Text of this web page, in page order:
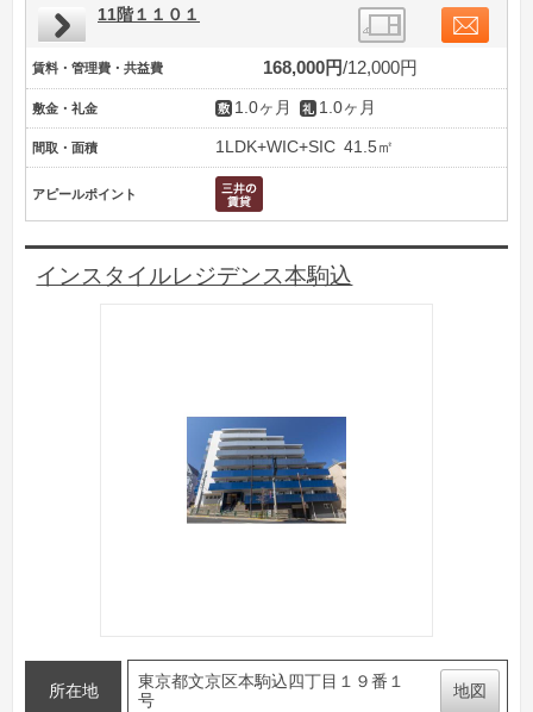
11階１１０１
賃料・管理費・共益費 168,000円 12,000円
敷金・礼金 1.0ヶ月 1.0ヶ月
間取・面積 1LDK+WIC+SIC 41.5㎡
アピールポイント
インスタイルレジデンス本駒込
所在地
東京都文京区本駒込四丁目１９番１
号
地図